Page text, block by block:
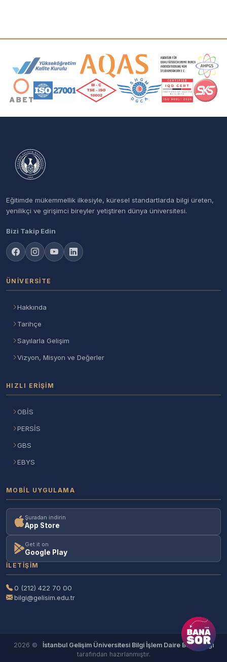
Akreditasyon ve Üyelik Logoları
Eğitimde mükemmellik ilkesiyle, küresel standartlarda bilgi üreten,
yenilikçi ve girişimci bireyler yetiştiren dünya üniversitesi.
Bizi Takip Edin
ÜNIVERSITE
Hakkında
Tarihçe
Sayılarla Gelişim
Vizyon, Misyon ve Değerler
HIZLI ERIŞIM
OBİS
PERSİS
GBS
EBYS
MOBIL UYGULAMA
Şuradan indirin
App Store
Get it on
Google Play
İLETIŞIM
0 (212) 422 70 00
bilgi@gelisim.edu.tr
2026 ©
İstanbul Gelişim Üniversitesi Bilgi İşlem Daire Başkanlığı
tarafından hazırlanmıştır.